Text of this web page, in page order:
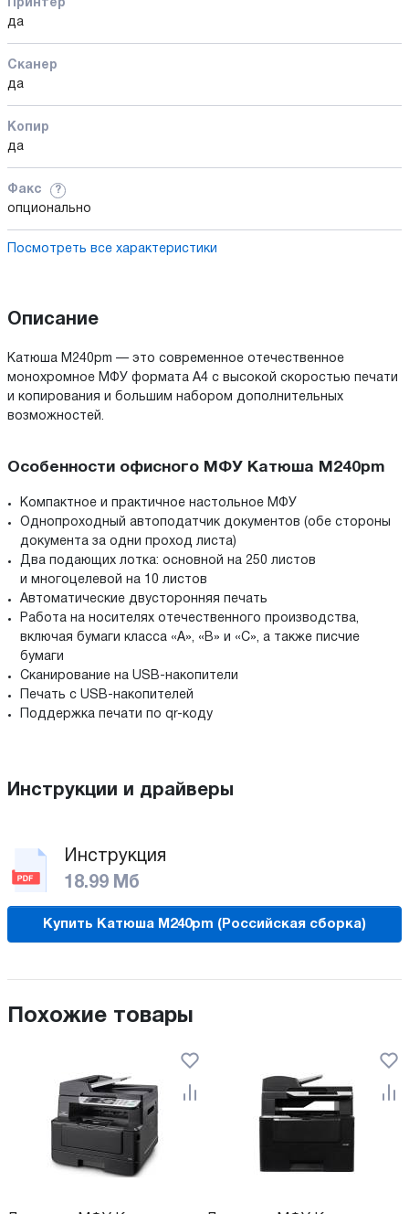
Принтер
да
Сканер
да
Копир
да
Факс ?
опционально
Посмотреть все характеристики
Описание
Катюша M240pm — это современное отечественное
монохромное МФУ формата А4 с высокой скоростью печати
и копирования и большим набором дополнительных
возможностей.
Особенности офисного МФУ Катюша M240pm
Компактное и практичное настольное МФУ
Однопроходный автоподатчик документов (обе стороны
документа за одни проход листа)
Два подающих лотка: основной на 250 листов
и многоцелевой на 10 листов
Автоматические двусторонняя печать
Работа на носителях отечественного производства,
включая бумаги класса «А», «B» и «С», а также писчие
бумаги
Сканирование на USB-накопители
Печать с USB-накопителей
Поддержка печати по qr-коду
Инструкции и драйверы
Инструкция
18.99 Мб
Купить Катюша M240pm (Российская сборка)
Похожие товары